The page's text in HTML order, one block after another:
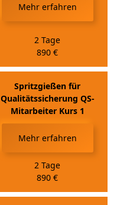
Mehr erfahren
2 Tage
890 €
Spritzgießen für
Qualitätssicherung QS-
Mitarbeiter Kurs 1
Mehr erfahren
2 Tage
890 €